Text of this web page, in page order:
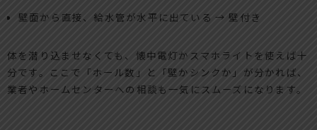
壁面から直接、給水管が水平に出ている → 壁付き
体を潜り込ませなくても、懐中電灯かスマホライトを使えば十
分です。ここで「ホール数」と「壁かシンクか」が分かれば、
業者やホームセンターへの相談も一気にスムーズになります。